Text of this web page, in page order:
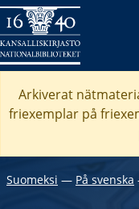
Arkiverat
friexemplar på
Suomeksi ― På svenska